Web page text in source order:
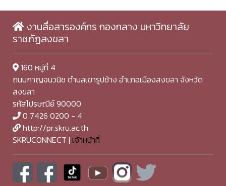
งานสื่อสารองค์กร กองกลาง มหาวิทยาลัย
ราชภัฏสงขลา
160 หมู่ที่ 4
ถนนกาญจนวนิช ตำบลเขารูปช้าง อำเภอเมืองสงขลา จังหวัด
สงขลา
รหัสไปรษณีย์ 90000
0 7426 0200 - 4
http://pr.skru.ac.th
SKRUCONNECT | เจ้าหน้าที่